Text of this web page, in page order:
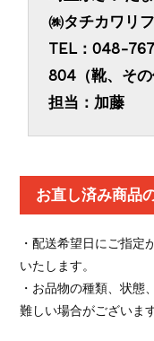
㈱タチカワリ
TEL：048-
804（靴、その
担当：加藤
お直し済み商品
・配送希望日にご指定
いたします。
・お品物の種類、状態
難しい場合がございま